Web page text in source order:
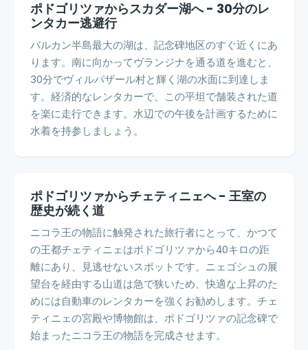
ポドゴリツァからスカダー湖へ - 30分のレ
ンタカー逃避行
バルカン半島最大の湖は、記念碑地区のすぐ近くにあ
ります。南に向かってヴランジナを通る道を進むと、
30分でヴィルパザール村と輝く湖の水面に到達しま
す。経済的なレンタカーで、この平坦で舗装された道
を楽に走行できます。水辺での午後を計画するために
水着を持参しましょう。
ポドゴリツァからチェティニェへ - 王室の
歴史が続く道
ニコラ王の物語に触発された旅行者にとって、かつて
の王都チェティニェはポドゴリツァから40キロの距
離にあり、見逃せないスポットです。ニェゴシュの展
望台を経由する山道は急で狭いため、快適な上昇のた
めには自動車のレンタカーを強くお勧めします。チェ
ティニェの宮殿や博物館は、ポドゴリツァの記念碑で
始まったニコラ王の物語を完成させます。